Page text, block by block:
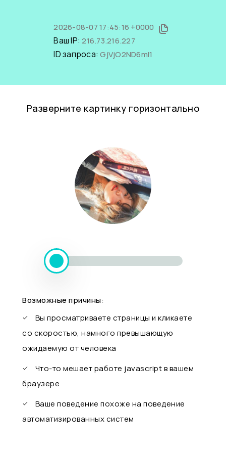
2026-08-07 17:45:16 +0000
Ваш IP:216.73.216.227
ID запроса:GjVjO2ND6mI1
Разверните картинку горизонтально
Возможные причины:
Вы просматриваете страницы и кликаете
со скоростью, намного превышающую
ожидаемую от человека
Что-то мешает работе javascript в вашем
браузере
Ваше поведение похоже на поведение
автоматизированных систем